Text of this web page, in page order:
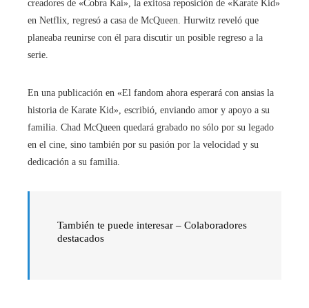
creadores de «Cobra Kai», la exitosa reposición de «Karate Kid»
en Netflix, regresó a casa de McQueen. Hurwitz reveló que
planeaba reunirse con él para discutir un posible regreso a la
serie.
En una publicación en «El fandom ahora esperará con ansias la
historia de Karate Kid», escribió, enviando amor y apoyo a su
familia. Chad McQueen quedará grabado no sólo por su legado
en el cine, sino también por su pasión por la velocidad y su
dedicación a su familia.
También te puede interesar – Colaboradores
destacados